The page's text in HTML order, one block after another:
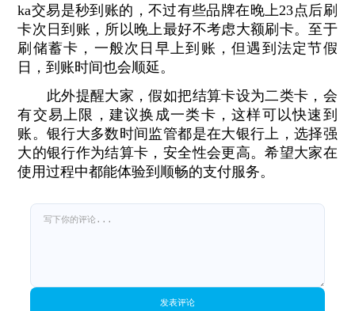
ka交易是秒到账的，不过有些品牌在晚上23点后刷
卡次日到账，所以晚上最好不考虑大额刷卡。至于
刷储蓄卡，一般次日早上到账，但遇到法定节假
日，到账时间也会顺延。
此外提醒大家，假如把结算卡设为二类卡，会
有交易上限，建议换成一类卡，这样可以快速到
账。银行大多数时间监管都是在大银行上，选择强
大的银行作为结算卡，安全性会更高。希望大家在
使用过程中都能体验到顺畅的支付服务。
发表评论